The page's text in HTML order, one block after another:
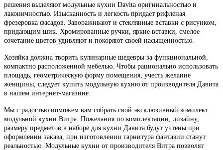
решения выделяют модульные кухни Davita оригинальностью и
лаконичностью. Изысканность и легкость придает рифленая
фрезеровка фасадов. Завораживают и стеклянные вставки с рисунком,
придающим шик. Хромированные ручки, яркие вставки, смелое
сочетание цветов удивляют и покоряют своей насыщенностью.
Хозяйка должна творить кулинарные шедевры за функциональной,
компактно расположенной мебелью. Чтобы рационально использовать
площадь, геометрическую форму помещения, учесть желание
женщины, следует купить модульную кухню от производителя Давита
в нашем интернет-магазине.
Мы с радостью поможем вам собрать свой эксклюзивный комплект
модульной кухни Витра. Пожелания по комплектации, дизайну,
размеру предметов в наборе для кухни Давита будут учтены при
оформлении заказа, при изготовлении гарнитура фантазии станут
реальностью. Модульные кухни от производителя Витра позволят